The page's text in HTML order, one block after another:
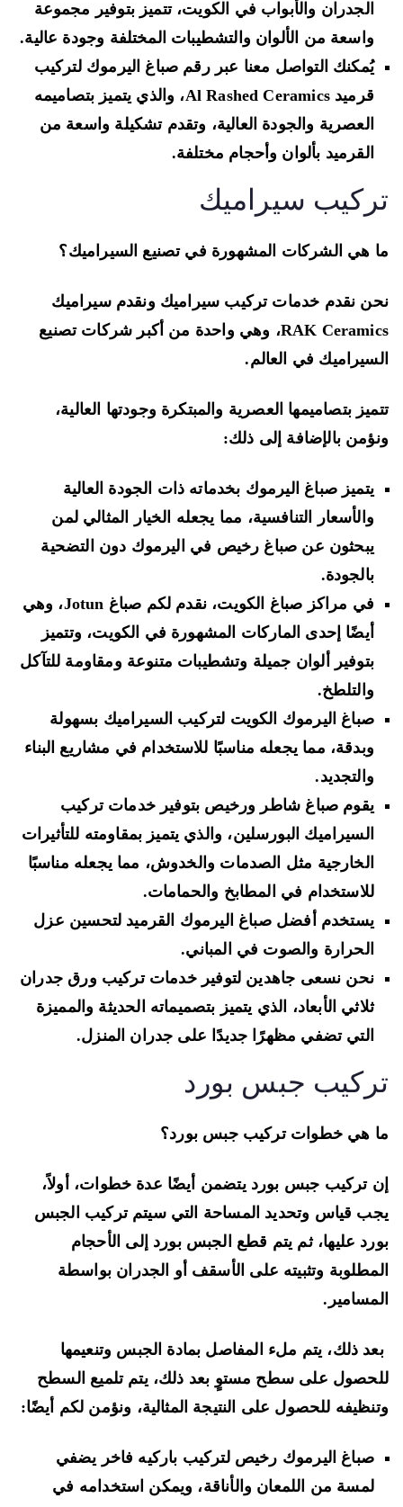
الجدران والأبواب في الكويت، تتميز بتوفير مجموعة
واسعة من الألوان والتشطيبات المختلفة وجودة عالية.
يُمكنك التواصل معنا عبر رقم صباغ اليرموك لتركيب
قرميد Al Rashed Ceramics، والذي يتميز بتصاميمه
العصرية والجودة العالية، وتقدم تشكيلة واسعة من
القرميد بألوان وأحجام مختلفة.
سيراميك
هي الشركات المشهورة في تصنيع السيراميك؟
نقدم خدمات تركيب سيراميك ونقدم سيراميك
RAK Ceramics، وهي واحدة من أكبر شركات تصنيع
في العالم.
بتصاميمها العصرية والمبتكرة وجودتها العالية،
بالإضافة إلى ذلك:
يتميز صباغ اليرموك بخدماته ذات الجودة العالية
والأسعار التنافسية، مما يجعله الخيار المثالي لمن
يبحثون عن صباغ رخيص في اليرموك دون التضحية
بالجودة.
في مراكز صباغ الكويت، نقدم لكم صباغ Jotun، وهي
أيضًا إحدى الماركات المشهورة في الكويت، وتتميز
بتوفير ألوان جميلة وتشطيبات متنوعة ومقاومة للتآكل
والتلطخ.
صباغ اليرموك الكويت لتركيب السيراميك بسهولة
وبدقة، مما يجعله مناسبًا للاستخدام في مشاريع البناء
والتجديد.
يقوم صباغ شاطر ورخيص بتوفير خدمات تركيب
السيراميك البورسلين، والذي يتميز بمقاومته للتأثيرات
الخارجية مثل الصدمات والخدوش، مما يجعله مناسبًا
للاستخدام في المطابخ والحمامات.
يستخدم أفضل صباغ اليرموك القرميد لتحسين عزل
الحرارة والصوت في المباني.
نحن نسعى جاهدين لتوفير خدمات تركيب ورق جدران
ثلاثي الأبعاد، الذي يتميز بتصميماته الحديثة والمميزة
التي تضفي مظهرًا جديدًا على جدران المنزل.
جبس بورد
هي خطوات تركيب جبس بورد؟
تركيب جبس بورد يتضمن أيضًا عدة خطوات، أولاً،
قياس وتحديد المساحة التي سيتم تركيب الجبس
عليها، ثم يتم قطع الجبس بورد إلى الأحجام
وتثبيته على الأسقف أو الجدران بواسطة
ذلك، يتم ملء المفاصل بمادة الجبس وتنعيمها
على سطح مستوٍ بعد ذلك، يتم تلميع السطح
للحصول على النتيجة المثالية، ونؤمن لكم أيضًا:
صباغ اليرموك رخيص لتركيب باركيه فاخر يضفي
لمسة من اللمعان والأناقة، ويمكن استخدامه في